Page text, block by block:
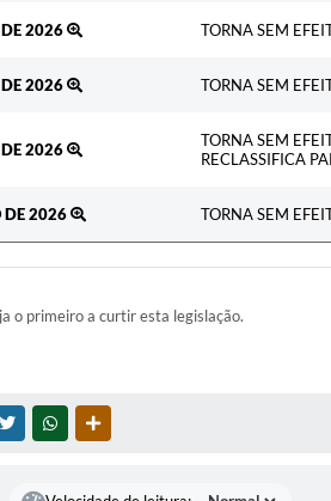
2026 TORNA SEM
2026 TORNA SEM
2026
TORNA SEM
RECLASSIFICA
DE 2026 TORNA SEM
o primeiro a curtir esta legislação.
TWITTERWHATSAPP